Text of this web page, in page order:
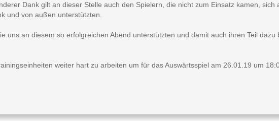
Dank gilt an dieser Stelle auch den Spielern, die nicht zum Einsatz kamen,
und von außen unterstützten.
uns an diesem so erfolgreichen Abend unterstützten und damit auch ihren Teil dazu
weiter hart zu arbeiten um für das Auswärtsspiel am 26.01.19 um